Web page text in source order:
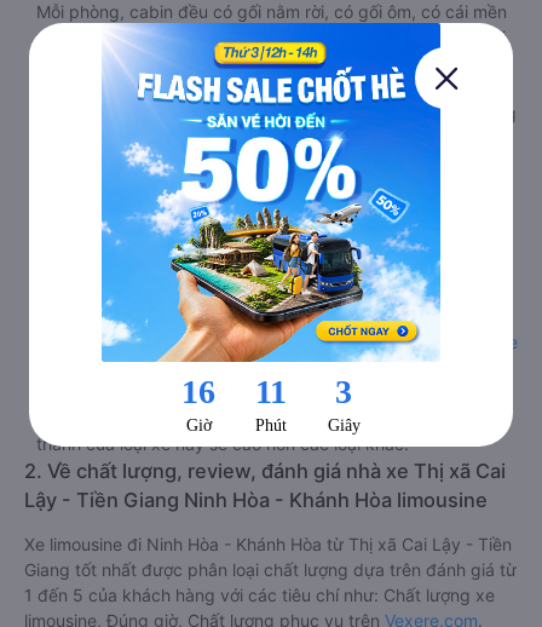
Mỗi phòng, cabin đều có gối nằm rời, có gối ôm, có cái mền
to hơn và dây an toàn seat belt. Giường rộng và dài hơn hai
loại trên, có thể lăn lộn thoải mái. Đặc biệt là hệ thống
massage sẽ giúp bạn thư giãn trong những giờ nằm xe Thị
xã Cai Lậy - Tiền Giang đến Ninh Hòa - Khánh Hòa dài. Bảng
điều khiển chính nằm ngay cạnh đầu để tiện tay tuỳ chỉnh
gồm: một cái nút to đùng để gọi tiếp viên, 2 cổng USB , 1
jack cắm 3.5mm và 3 cái nút có biểu tượng nguồn dùng để
tắt/mở dàn đèn chính của buồng nằm chạy dọc trên đầu,
đèn dưới chân và màn hình tv có đầy đủ phim chuẩn HD
phục vụ hành khách giải trí trong chuyến đi từ Thị xã Cai
Lậy - Tiền Giang đến Ninh Hòa - Khánh Hòa.
Lưu ý 2 cabin cuối thường thiết kế nhỏ hơn phù hợp với
những người có thân hình nhỏ nhắn. Dòngxe cabin limousine
đi Ninh Hòa - Khánh Hòa từ Thị xã Cai Lậy - Tiền Giang
đang là dòng xe cao cấp nhất, hành khách thường chọn vì
sự riêng tư, thoải mái, sang trọng và tiện nghi. Tất nhiên giá
thành của loại xe này sẽ cao hơn các loại khác.
2. Về chất lượng, review, đánh giá nhà xe Thị xã Cai
Lậy - Tiền Giang Ninh Hòa - Khánh Hòa limousine
Xe limousine đi Ninh Hòa - Khánh Hòa từ Thị xã Cai Lậy - Tiền
Giang tốt nhất được phân loại chất lượng dựa trên đánh giá từ
1 đến 5 của khách hàng với các tiêu chí như: Chất lượng xe
limousine, Đúng giờ, Chất lượng phục vụ trên Vexere.com.